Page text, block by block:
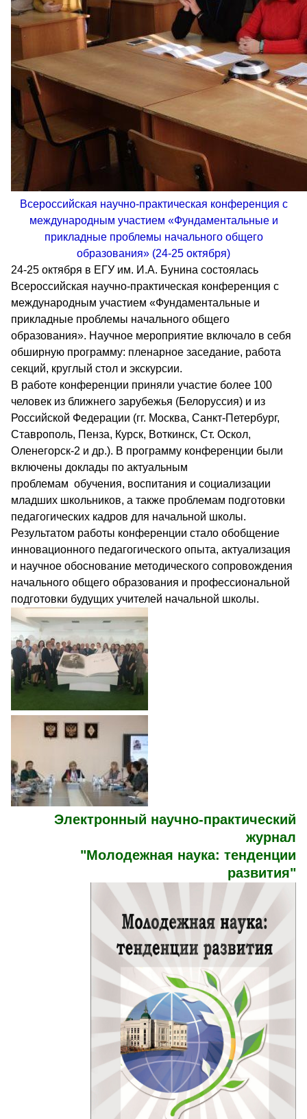
Всероссийская научно-практическая конференция с
международным участием «Фундаментальные и
прикладные проблемы начального общего
образования» (24-25 октября)
24-25 октября в ЕГУ им. И.А. Бунина состоялась
Всероссийская научно-практическая конференция с
международным участием «Фундаментальные и
прикладные проблемы начального общего
образования». Научное мероприятие включало в себя
обширную программу: пленарное заседание, работа
секций, круглый стол и экскурсии.
В работе конференции приняли участие более 100
человек из ближнего зарубежья (Белоруссия) и из
Российской Федерации (гг. Москва, Санкт-Петербург,
Ставрополь, Пенза, Курск, Воткинск, Ст. Оскол,
Оленегорск-2 и др.). В программу конференции были
включены доклады по актуальным
проблемам обучения, воспитания и социализации
младших школьников, а также проблемам подготовки
педагогических кадров для начальной школы.
Результатом работы конференции стало обобщение
инновационного педагогического опыта, актуализация
и научное обоснование методического сопровождения
начального общего образования и профессиональной
подготовки будущих учителей начальной школы.
Электронный научно-практический
журнал
"Молодежная наука: тенденции
развития"